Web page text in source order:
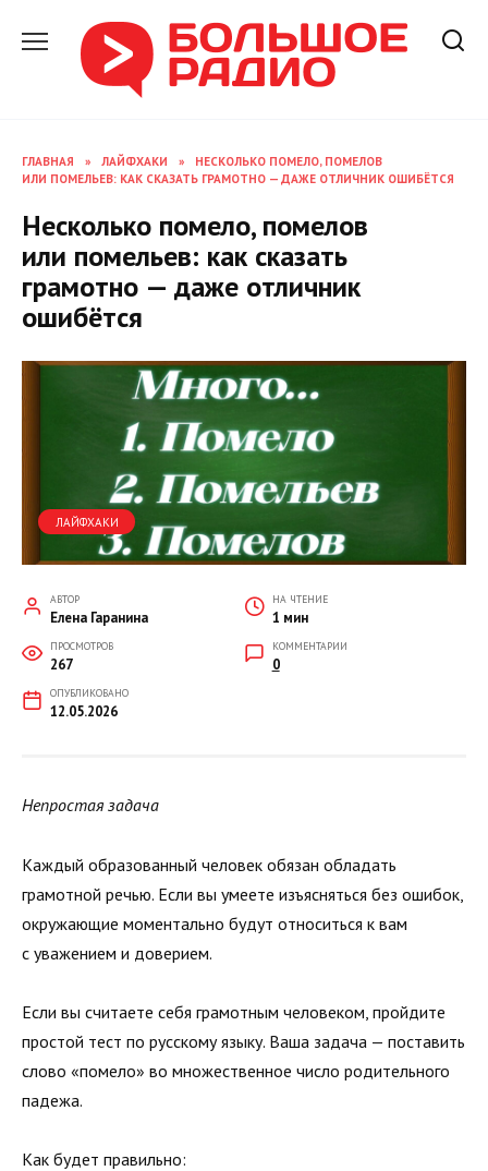
содержанию
ГЛАВНАЯ » ЛАЙФХАКИ »
НЕСКОЛЬКО ПОМЕЛО, ПОМЕЛОВ
ИЛИ ПОМЕЛЬЕВ: КАК СКАЗАТЬ ГРАМОТНО — ДАЖЕ ОТЛИЧНИК ОШИБЁТСЯ
Несколько помело, помелов
или помельев: как сказать
грамотно — даже отличник
ошибётся
ЛАЙФХАКИ
АВТОР
Елена Гаранина
НА ЧТЕНИЕ
1 мин
ПРОСМОТРОВ
267
КОММЕНТАРИИ
0
ОПУБЛИКОВАНО
12.05.2026
Непростая задача
Каждый образованный человек обязан обладать
грамотной речью. Если вы умеете изъясняться без ошибок,
окружающие моментально будут относиться к вам
с уважением и доверием.
Если вы считаете себя грамотным человеком, пройдите
простой тест по русскому языку. Ваша задача — поставить
слово «помело» во множественное число родительного
падежа.
Как будет правильно: